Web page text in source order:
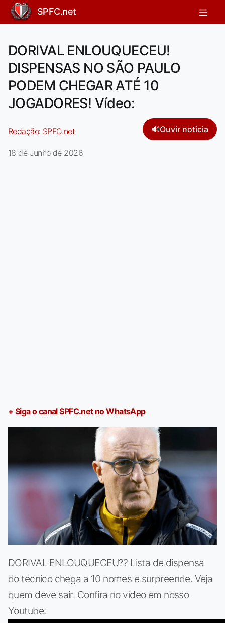
SPFC.net
DORIVAL ENLOUQUECEU!
DISPENSAS NO SÃO PAULO
PODEM CHEGAR ATÉ 10
JOGADORES! Vídeo:
Redação: SPFC.net 🔊Ouvir notícia
18 de Junho de 2026
+ Siga o canal SPFC.net no WhatsApp
DORIVAL ENLOUQUECEU?? Lista de dispensa
do técnico chega a 10 nomes e surpreende. Veja
quem deve sair. Confira no vídeo em nosso
Youtube: